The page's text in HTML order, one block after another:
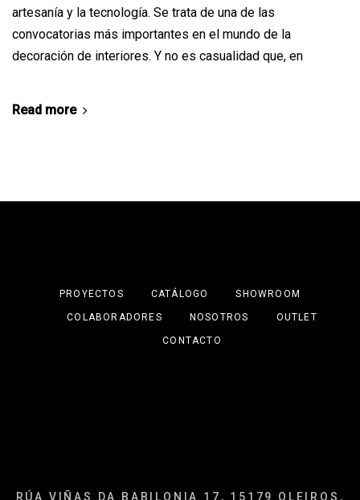
artesanía y la tecnología. Se trata de una de las
convocatorias más importantes en el mundo de la
decoración de interiores. Y no es casualidad que, en
Read more
PROYECTOS CATÁLOGO SHOWROOM
COLABORADORES NOSOTROS OUTLET
CONTACTO
RÚA VIÑAS DA BABILONIA 17, 15179 OLEIROS,